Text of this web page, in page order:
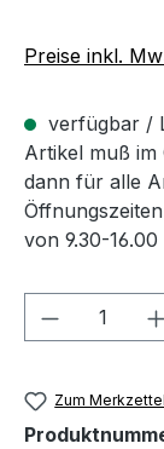
Preise inkl.
verfügbar /
Artikel muß im
dann für alle
von 9.30-
Produkt
Zum